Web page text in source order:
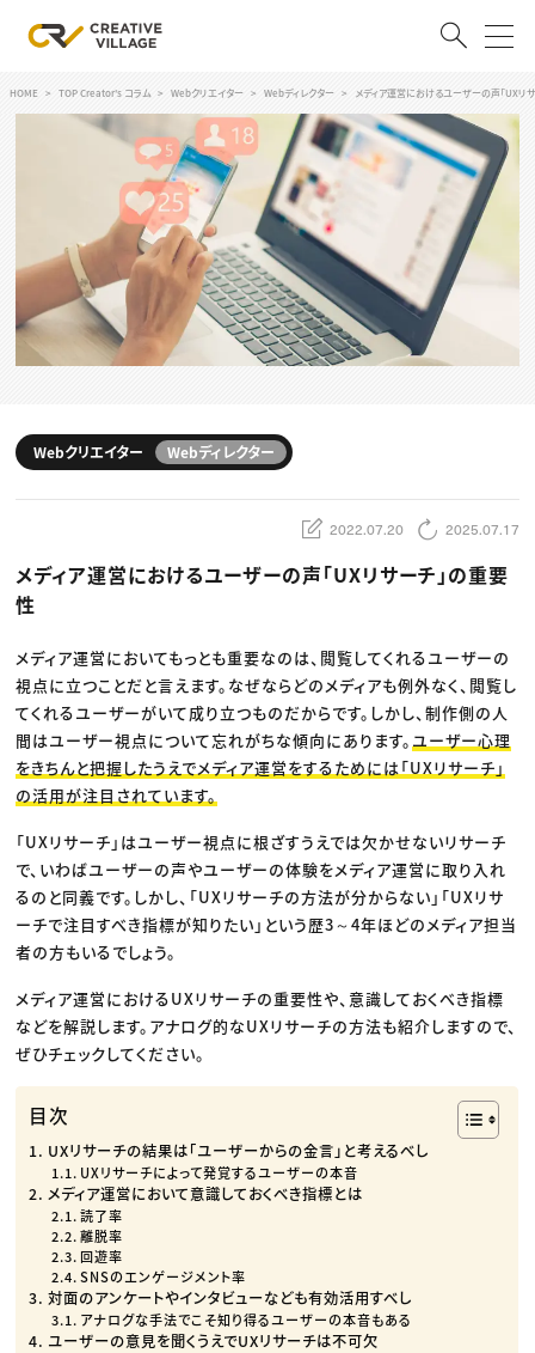
ログイン 会員登録
クリエイター求人を探す
CREATIVE JOB求人検索
特集求人
採用説明会
スキルアップしたい！
デザイン
編集・ライティング
マーケティング
ディレクション
業界解説・キャリア事情
TOP Creator’s コラム
Webクリエイター
アプリクリエイター
ゲームクリエイター
映像クリエイター
クリエイターインタビュー
C＆R Magazine
セミナー
ニュース・トレンド トップ
Web
映像
ゲーム・エンタメ
広告
出版
CREATIVE VILLAGEからのお知らせ
プロフェッショナル×つながる×メディア
HOME TOP Creator's コラム Webクリエイター Webディレクター メディア運営におけるユーザーの声「UXリ
Webクリエイター Webディレクター
2022.07.20 2025.07.17
メディア運営におけるユーザーの声「UXリサーチ」の重要
性
メディア運営においてもっとも重要なのは、閲覧してくれるユーザーの
視点に立つことだと言えます。なぜならどのメディアも例外なく、閲覧し
てくれるユーザーがいて成り立つものだからです。しかし、制作側の人
間はユーザー視点について忘れがちな傾向にあります。 ユーザー心理
をきちんと把握したうえでメディア運営をするためには「UXリサーチ」
の活用が注目されています。
「UXリサーチ」はユーザー視点に根ざすうえでは欠かせないリサーチ
で、いわばユーザーの声やユーザーの体験をメディア運営に取り入れ
るのと同義です。しかし、「UXリサーチの方法が分からない」「UXリサ
ーチで注目すべき指標が知りたい」という歴3～4年ほどのメディア担当
者の方もいるでしょう。
メディア運営におけるUXリサーチの重要性や、意識しておくべき指標
などを解説します。アナログ的なUXリサーチの方法も紹介しますので、
ぜひチェックしてください。
目次
UXリサーチの結果は「ユーザーからの金言」と考えるべし
UXリサーチによって発覚するユーザーの本音
メディア運営において意識しておくべき指標とは
読了率
離脱率
回遊率
SNSのエンゲージメント率
対面のアンケートやインタビューなども有効活用すべし
アナログな手法でこそ知り得るユーザーの本音もある
ユーザーの意見を聞くうえでUXリサーチは不可欠